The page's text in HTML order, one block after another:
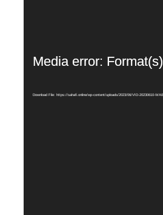
Media error:
Download File: https://sahafi.online/wp-content/uploads/2023/06/VID-20230610-